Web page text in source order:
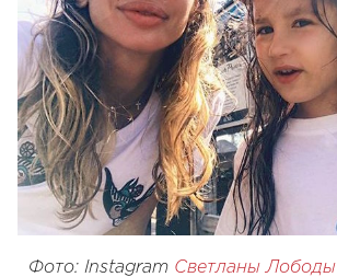
Фото: Instagram Светланы Лободы